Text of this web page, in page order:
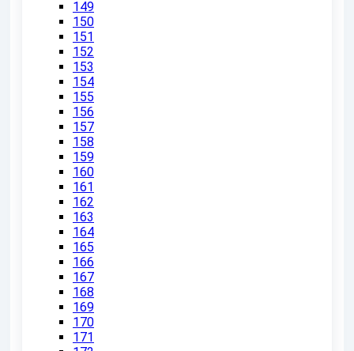
149
150
151
152
153
154
155
156
157
158
159
160
161
162
163
164
165
166
167
168
169
170
171